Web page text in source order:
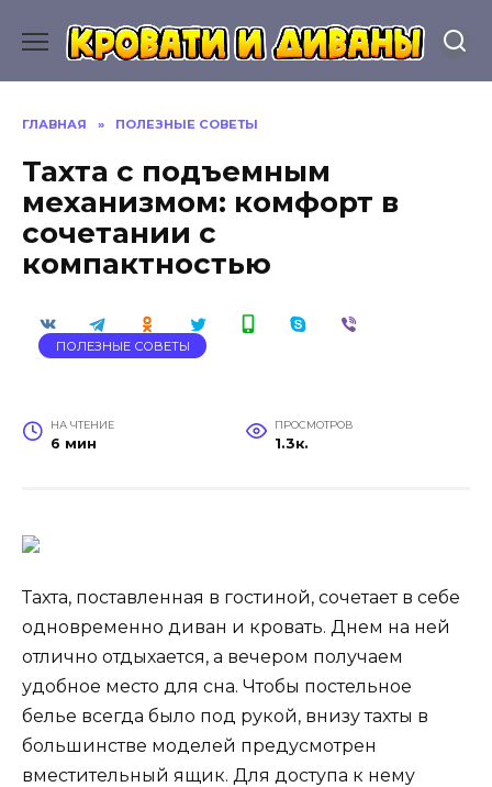
содержанию
ГЛАВНАЯ » ПОЛЕЗНЫЕ СОВЕТЫ
Тахта с подъемным
механизмом: комфорт в
сочетании с
компактностью
ПОЛЕЗНЫЕ СОВЕТЫ
НА ЧТЕНИЕ
6 мин
ПРОСМОТРОВ
1.3к.
Тахта, поставленная в гостиной, сочетает в себе
одновременно диван и кровать. Днем на ней
отлично отдыхается, а вечером получаем
удобное место для сна. Чтобы постельное
белье всегда было под рукой, внизу тахты в
большинстве моделей предусмотрен
вместительный ящик. Для доступа к нему